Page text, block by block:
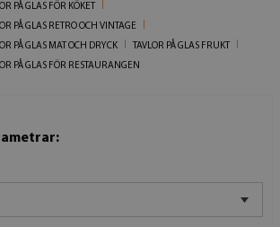
PÅ GLAS FÖR KÖKET
PÅ GLAS RETRO OCH VINTAGE
PÅ GLAS MAT OCH DRYCK
TAVLOR PÅ GLAS FRUKT
PÅ GLAS FÖR RESTAURANGEN